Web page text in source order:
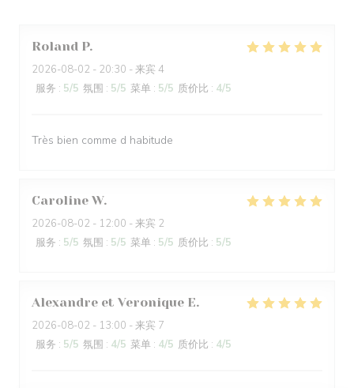
Roland P
2026-08-02 - 20:30 - 来宾 4
服务 : 5/5 氛围 : 5/5 菜单 : 5/5 质价比 : 4/5
Très bien comme d habitude
Caroline W
2026-08-02 - 12:00 - 来宾 2
服务 : 5/5 氛围 : 5/5 菜单 : 5/5 质价比 : 5/5
Alexandre et Veronique E
2026-08-02 - 13:00 - 来宾 7
服务 : 5/5 氛围 : 4/5 菜单 : 4/5 质价比 : 4/5